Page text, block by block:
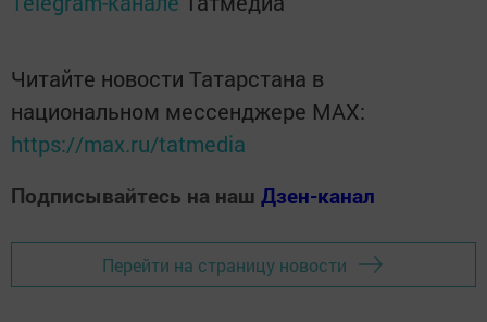
Читайте новости Татарстана в
национальном мессенджере MАХ:
https://max.ru/tatmedia
Подписывайтесь на наш Дзен-канал
Перейти на страницу новости